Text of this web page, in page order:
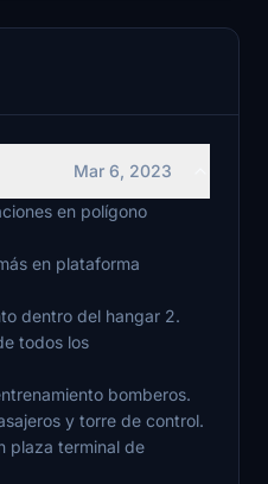
Mar 6, 2023
en polígono
en plataforma
dentro del hangar 2.
todos los
bomberos.
y torre de control.
plaza terminal de